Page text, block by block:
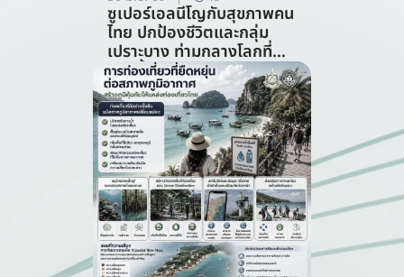
ซูเปอร์เอลนีโญกับสุขภาพคน
ไทย ปกป้องชีวิตและกลุ่ม
เปราะบาง ท่ามกลางโลกที่
ร้อนขึ้น (สาขาสาธารณสุข)